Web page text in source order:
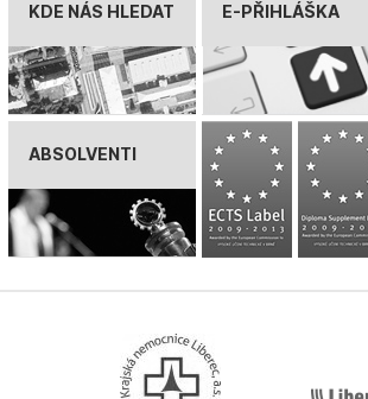
KDE NÁS HLEDAT E-PŘIHLÁŠKA
ABSOLVENTI